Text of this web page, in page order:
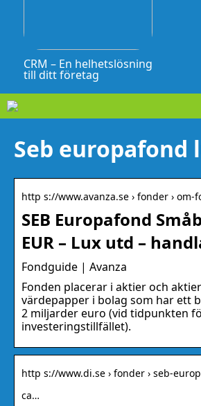
CRM – En helhetslösning
till ditt företag
Seb europafond
http s://www.avanza.se › fonder ›
SEB Europafond
EUR – Lux utd –
Fondguide | Avanza
Fonden placerar i aktier och
värdepapper i bolag som har ett
2 miljarder euro (vid tidpunkten
investeringstillfället).
http s://www.di.se › fonder › seb-
ca…